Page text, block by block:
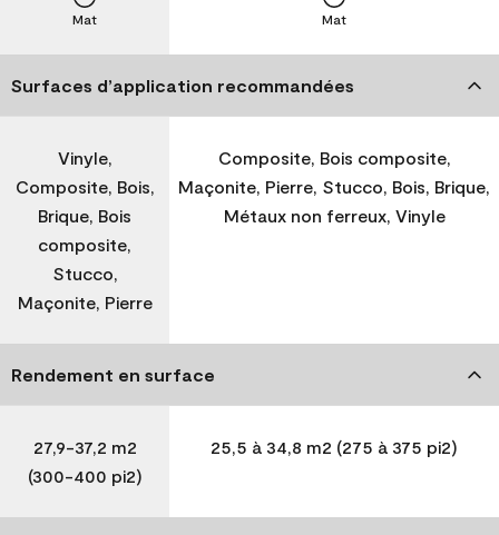
Mat Mat
Surfaces d’application recommandées
Vinyle,
Composite, Bois,
Brique, Bois
composite,
Stucco,
Maçonite, Pierre
Composite, Bois composite,
Maçonite, Pierre, Stucco, Bois, Brique,
Métaux non ferreux, Vinyle
Rendement en surface
27,9-37,2 m2
(300-400 pi2)
25,5 à 34,8 m2 (275 à 375 pi2)